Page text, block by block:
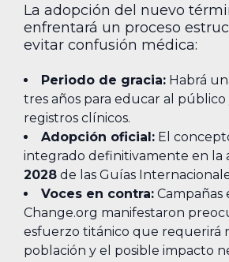
La adopción del nuevo
enfrentará un proceso
evitar confusión médica:
Periodo de gracia: Habrá
tres años para educar al
registros clínicos.
Adopción oficial: El
integrado definitivamente en la
2028 de las Guías
Voces en contra: Campañas
Change.org manifestaron
esfuerzo titánico que requerirá
población y el posible impacto